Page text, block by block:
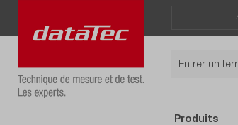
Produits